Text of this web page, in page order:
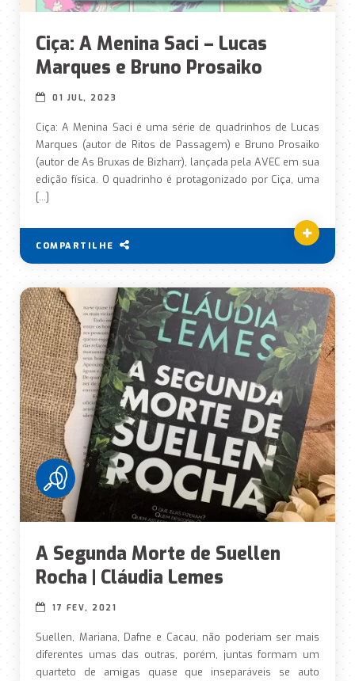
Ciça: A Menina Saci – Lucas
Marques e Bruno Prosaiko
01 JUL, 2023
Ciça: A Menina Saci é uma série de quadrinhos de Lucas
Marques (autor de Ritos de Passagem) e Bruno Prosaiko
(autor de As Bruxas de Bizharr), lançada pela AVEC em sua
edição física. O quadrinho é protagonizado por Ciça, uma
[…]
COMPARTILHE
A Segunda Morte de Suellen
Rocha | Cláudia Lemes
17 FEV, 2021
Suellen, Mariana, Dafne e Cacau, não poderiam ser mais
diferentes umas das outras, porém, juntas formam um
quarteto de amigas quase que inseparáveis se auto